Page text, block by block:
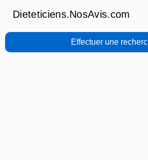
Dieteticiens.NosAvis.com
Effectuer une